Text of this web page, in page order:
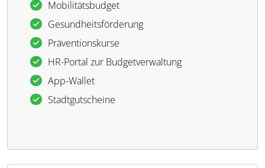
Mobilitätsbudget
Gesundheitsförderung
Präventionskurse
HR-Portal zur Budgetverwaltung
App-Wallet
Stadtgutscheine